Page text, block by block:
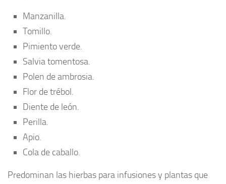
Manzanilla.
Tomillo.
Pimiento verde.
Salvia tomentosa.
Polen de ambrosia.
Flor de trébol.
Diente de león.
Perilla.
Apio.
Cola de caballo.
Predominan las hierbas para infusiones y plantas que